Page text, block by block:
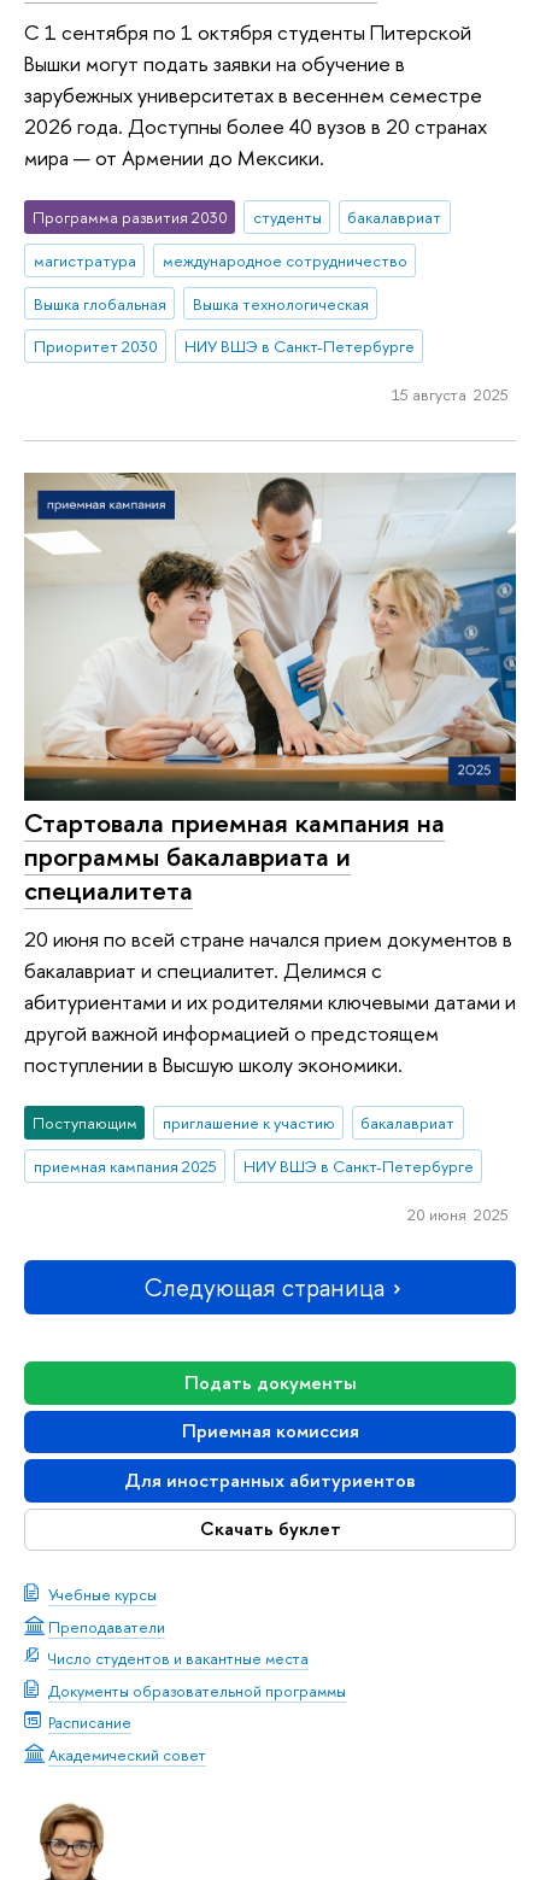
Подать документы
Приемная комиссия
Для иностранных абитуриентов
Скачать буклет
Учебные курсы
Преподаватели
Число студентов и вакантные места
Документы образовательной программы
Расписание
Академический совет
С 1 сентября по 1 октября студенты Питерской
Вышки могут подать заявки на обучение в
зарубежных университетах в весеннем семестре
2026 года. Доступны более 40 вузов в 20 странах
мира — от Армении до Мексики.
Программа развития 2030 студенты
бакалавриат
магистратура
международное сотрудничество
Вышка глобальная
Вышка технологическая
Приоритет 2030
НИУ ВШЭ в Санкт-Петербурге
15 августа 2025
Стартовала приемная кампания на
программы бакалавриата и
специалитета
20 июня по всей стране начался прием документов в
бакалавриат и специалитет. Делимся с
абитуриентами и их родителями ключевыми датами и
другой важной информацией о предстоящем
поступлении в Высшую школу экономики.
Поступающим приглашение к участию
бакалавриат
приемная кампания 2025
НИУ ВШЭ в Санкт-Петербурге
20 июня 2025
Следующая страница